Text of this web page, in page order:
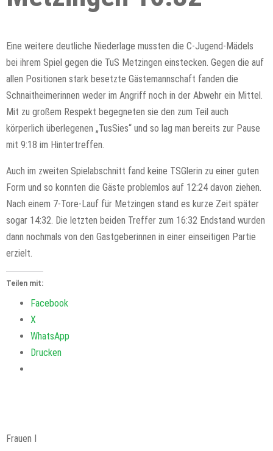
Eine weitere deutliche Niederlage mussten die C-Jugend-Mädels
bei ihrem Spiel gegen die TuS Metzingen einstecken. Gegen die auf
allen Positionen stark besetzte Gästemannschaft fanden die
Schnaitheimerinnen weder im Angriff noch in der Abwehr ein Mittel.
Mit zu großem Respekt begegneten sie den zum Teil auch
körperlich überlegenen „TusSies“ und so lag man bereits zur Pause
mit 9:18 im Hintertreffen.
Auch im zweiten Spielabschnitt fand keine TSGlerin zu einer guten
Form und so konnten die Gäste problemlos auf 12:24 davon ziehen.
Nach einem 7-Tore-Lauf für Metzingen stand es kurze Zeit später
sogar 14:32. Die letzten beiden Treffer zum 16:32 Endstand wurden
dann nochmals von den Gastgeberinnen in einer einseitigen Partie
erzielt.
Teilen mit:
Facebook
X
WhatsApp
Drucken
Frauen I